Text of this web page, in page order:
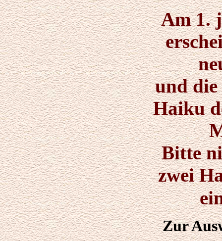
Am 1.
und die
Haiku
Bitte
zwei
Zur